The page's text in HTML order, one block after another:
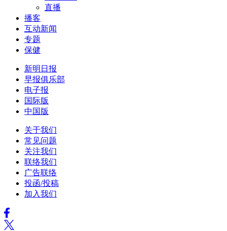
直播
播客
互动新闻
专题
保健
新明日报
早报俱乐部
电子报
国际版
中国版
关于我们
常见问题
关注我们
联络我们
广告联络
投函/投稿
加入我们